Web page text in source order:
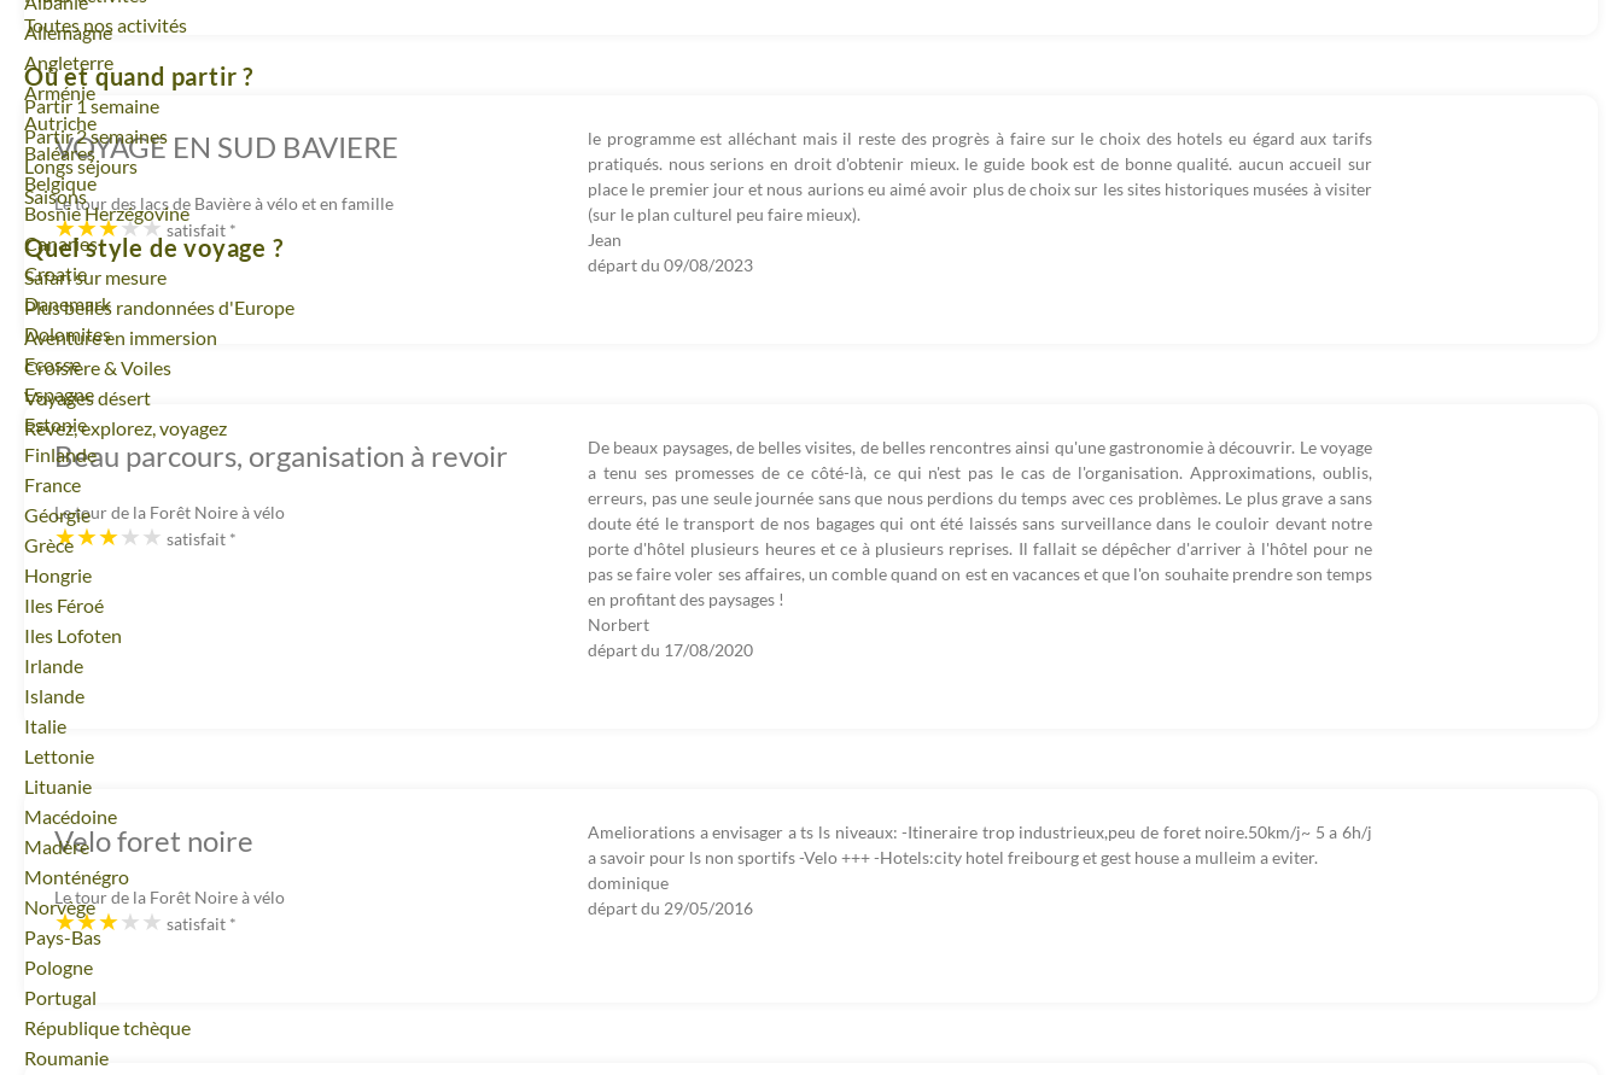
Voyage
Allemagne
Voyage
Angleterre
Voyage
Arménie
Voyage
Autriche
Voyage
Baléares
Voyage
Belgique
Voyage
Bosnie Herzégovine
Voyage
Canaries
Voyage
Croatie
Voyage
Danemark
Voyage
Dolomites
Voyage
Ecosse
Voyage
Espagne
Voyage
Estonie
Voyage
Finlande
Voyage
France
Voyage
Géorgie
Voyage
Grèce
Voyage
Hongrie
Voyage
Iles Féroé
Voyage
Iles Lofoten
Voyage
Irlande
Voyage
Islande
Voyage
Italie
Voyage
Lettonie
Voyage
Lituanie
Voyage
Macédoine
Voyage
Madère
Voyage
Monténégro
Voyage
Norvège
Voyage
Pays-Bas
Voyage
Pologne
Voyage
Portugal
Voyage
République tchèque
Voyage
Roumanie
Toutes nos activités
Où et quand partir ?
Partir 1 semaine
Partir 2 semaines
Longs séjours
Saisons
Quel style de voyage ?
Safari sur mesure
Plus belles randonnées d'Europe
Aventure en immersion
Croisière & Voiles
Voyages désert
Rêvez, explorez, voyagez
VOYAGE EN SUD BAVIERE
Le tour des lacs de Bavière à vélo et en famille
satisfait *
le programme est alléchant mais il reste des progrès à faire sur le choix des hotels eu égard aux tarifs
pratiqués. nous serions en droit d'obtenir mieux. le guide book est de bonne qualité. aucun accueil sur
place le premier jour et nous aurions eu aimé avoir plus de choix sur les sites historiques musées à visiter
(sur le plan culturel peu faire mieux).
Jean
départ du 09/08/2023
Beau parcours, organisation à revoir
Le tour de la Forêt Noire à vélo
satisfait *
De beaux paysages, de belles visites, de belles rencontres ainsi qu'une gastronomie à découvrir. Le voyage
a tenu ses promesses de ce côté-là, ce qui n'est pas le cas de l'organisation. Approximations, oublis,
erreurs, pas une seule journée sans que nous perdions du temps avec ces problèmes. Le plus grave a sans
doute été le transport de nos bagages qui ont été laissés sans surveillance dans le couloir devant notre
porte d'hôtel plusieurs heures et ce à plusieurs reprises. Il fallait se dépêcher d'arriver à l'hôtel pour ne
pas se faire voler ses affaires, un comble quand on est en vacances et que l'on souhaite prendre son temps
en profitant des paysages !
Norbert
départ du 17/08/2020
Velo foret noire
Le tour de la Forêt Noire à vélo
satisfait *
Ameliorations a envisager a ts ls niveaux: -Itineraire trop industrieux,peu de foret noire.50km/j~ 5 a 6h/j
a savoir pour ls non sportifs -Velo +++ -Hotels:city hotel freibourg et gest house a mulleim a eviter.
dominique
départ du 29/05/2016